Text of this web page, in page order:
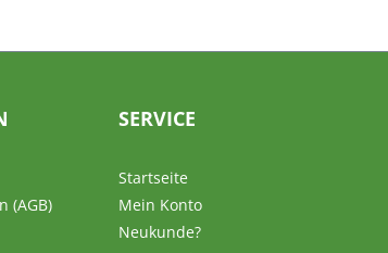
(AGB)
SERVICE
Startseite
Mein Konto
Neukunde?